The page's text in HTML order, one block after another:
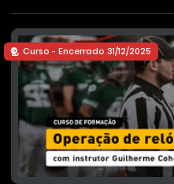
Curso - Encerrado 31/12/2025